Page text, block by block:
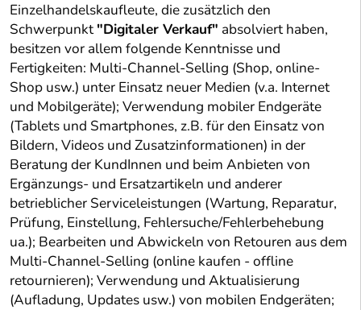
Einzelhandelskaufleute, die zusätzlich den
Schwerpunkt"Digitaler Verkauf" absolviert haben,
besitzen vor allem folgende Kenntnisse und
Fertigkeiten: Multi-Channel-Selling (Shop, online-
Shop usw.) unter Einsatz neuer Medien (v.a. Internet
und Mobilgeräte); Verwendung mobiler Endgeräte
(Tablets und Smartphones, z.B. für den Einsatz von
Bildern, Videos und Zusatzinformationen) in der
Beratung der KundInnen und beim Anbieten von
Ergänzungs- und Ersatzartikeln und anderer
betrieblicher Serviceleistungen (Wartung, Reparatur,
Prüfung, Einstellung, Fehlersuche/Fehlerbehebung
ua.); Bearbeiten und Abwickeln von Retouren aus dem
Multi-Channel-Selling (online kaufen - offline
retournieren); Verwendung und Aktualisierung
(Aufladung, Updates usw.) von mobilen Endgeräten;